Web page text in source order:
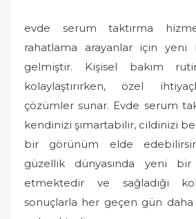
evde serum taktırma
rahatlama arayanlar için
gelmiştir. Kişisel bakım
kolaylaştırırken, özel
çözümler sunar. Evde serum
kendinizi şımartabilir, cildinizi
bir görünüm elde
güzellik dünyasında yeni
etmektedir ve sağladığı
sonuçlarla her geçen gün